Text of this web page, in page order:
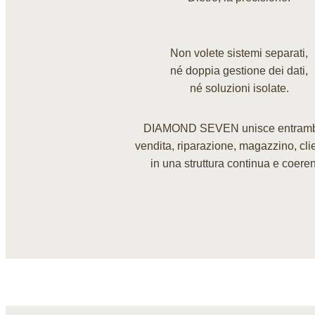
Non volete sistemi separati,
né doppia gestione dei dati,
né soluzioni isolate.
DIAMOND SEVEN unisce
vendita, riparazione, magazzino,
in una struttura continua e